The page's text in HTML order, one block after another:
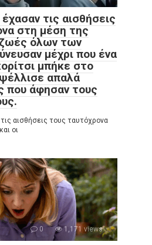
τις αισθήσεις
στη μέση της
ζωές όλων των
μέχρι που ένα
μπήκε στο
απαλά
που άφησαν τους
αισθήσεις τους ταυτόχρονα
οι
0 1,171 views